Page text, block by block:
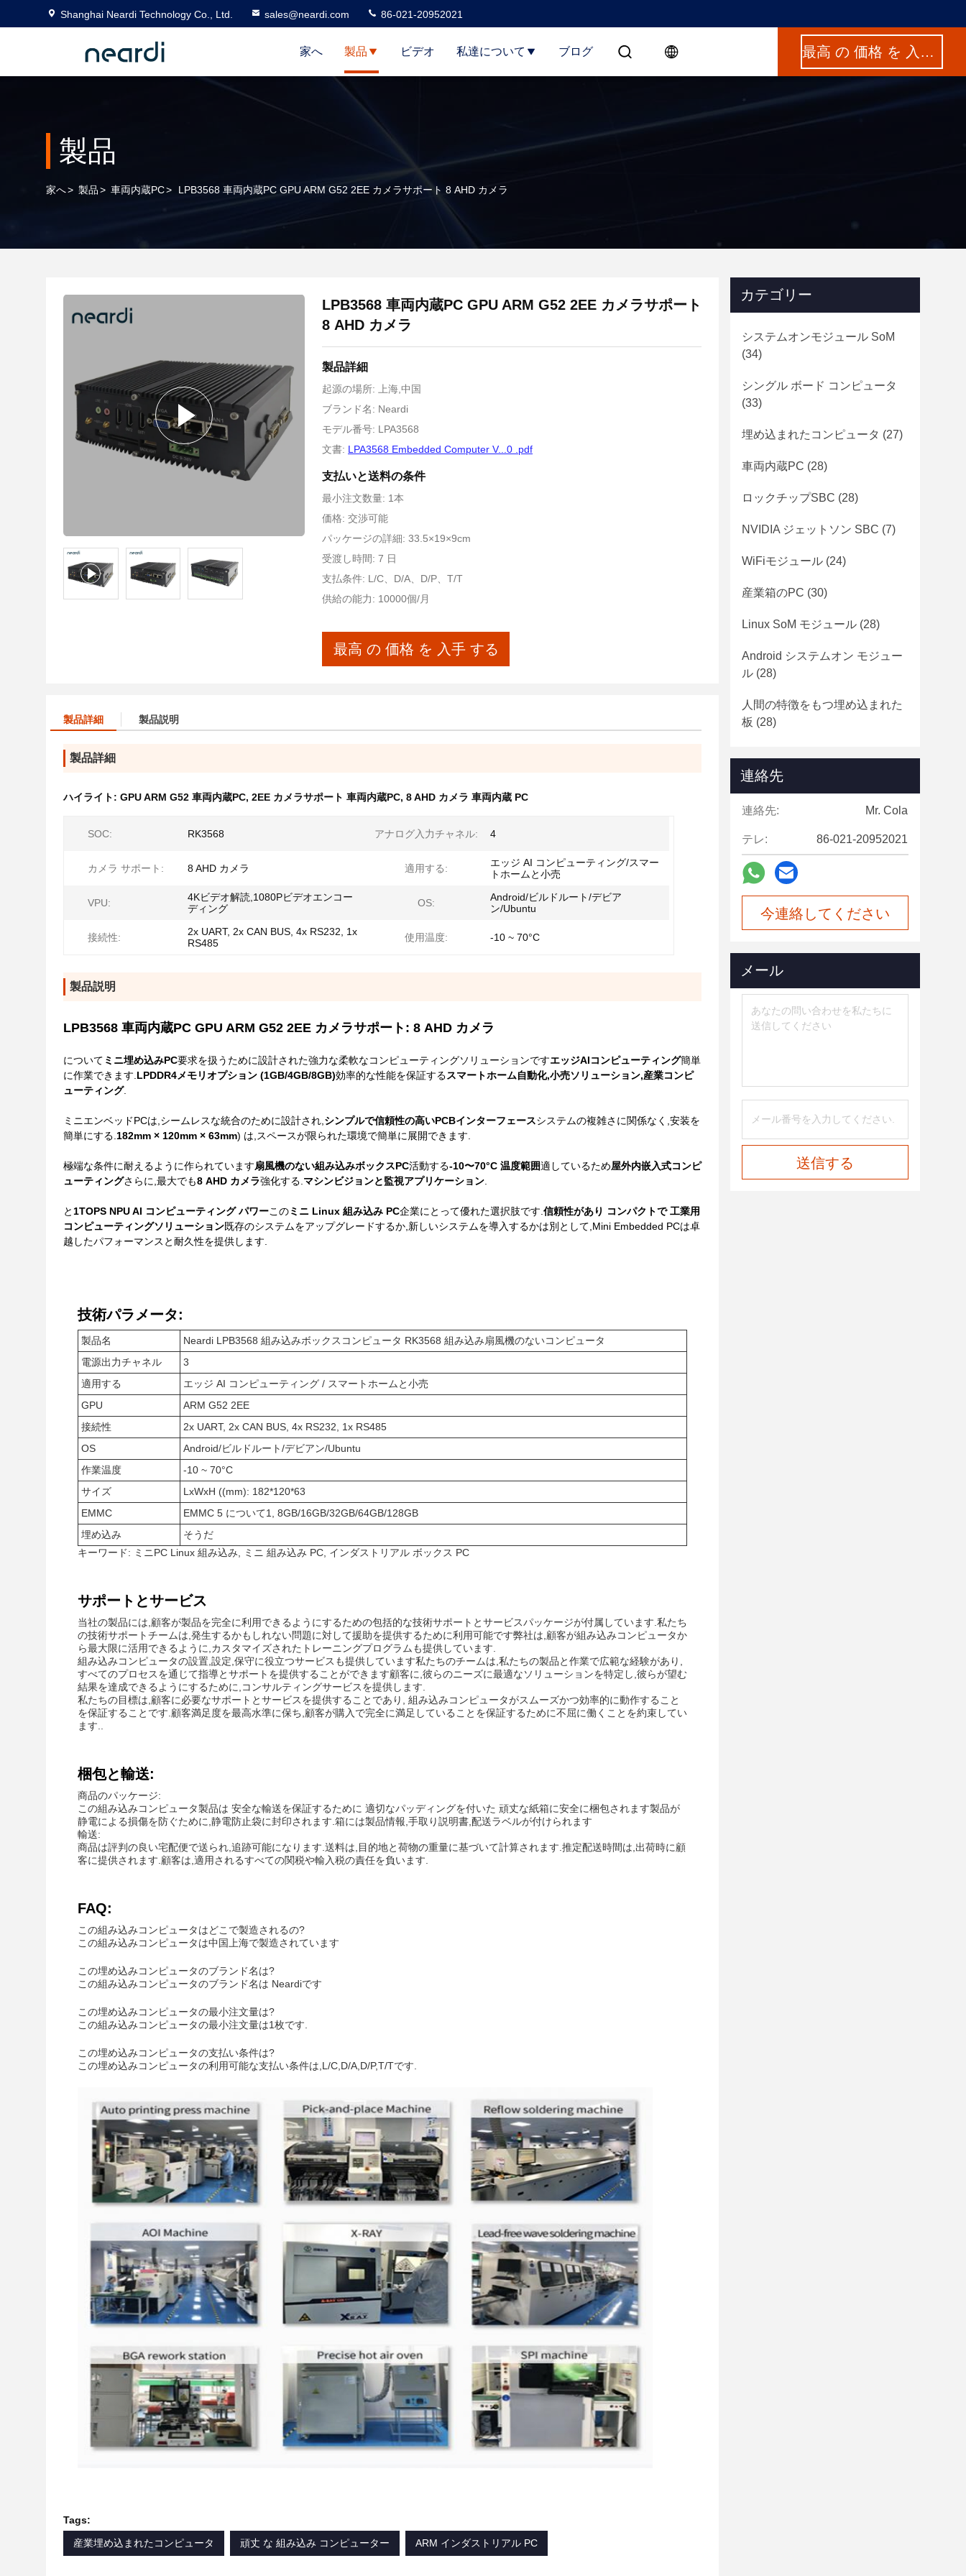
Shanghai Neardi Technology Co., Ltd. sales@neardi.com 86-021-20952021
家へ 製品 ビデオ 私達について ブログ 最高 の 価格 を 入手 する
製品
家へ> 製品> 車両内蔵PC> LPB3568 車両内蔵PC GPU ARM G52 2EE カメラサポート 8 AHD カメラ
LPB3568 車両内蔵PC GPU ARM G52 2EE カメラサポート
8 AHD カメラ
製品詳細
起源の場所: 上海,中国
ブランド名: Neardi
モデル番号: LPA3568
文書: LPA3568 Embedded Computer V...0 .pdf
支払いと送料の条件
最小注文数量: 1本
価格: 交渉可能
パッケージの詳細: 33.5×19×9cm
受渡し時間: 7 日
支払条件: L/C、D/A、D/P、T/T
供給の能力: 10000個/月
最高 の 価格 を 入手 する
製品詳細 製品説明
製品詳細
ハイライト: GPU ARM G52 車両内蔵PC, 2EE カメラサポート 車両内蔵PC, 8 AHD カメラ 車両内蔵 PC
SOC: RK3568 アナログ入力チャネル: 4
カメラ サポート: 8 AHD カメラ 適用する:
エッジ AI コンピューティング/スマー
トホームと小売
VPU:
4Kビデオ解読,1080Pビデオエンコー
ディング
OS:
Android/ビルドルート/デビア
ン/Ubuntu
接続性:
2x UART, 2x CAN BUS, 4x RS232, 1x
RS485
使用温度: -10 ~ 70°C
製品説明
LPB3568 車両内蔵PC GPU ARM G52 2EE カメラサポート: 8 AHD カメラ
について ミニ埋め込みPC要求を扱うために設計された強力な柔軟なコンピューティングソリューションですエッジAIコンピューティング簡単
に作業できます. LPDDR4メモリオプション (1GB/4GB/8GB)効率的な性能を保証するスマートホーム自動化,小売ソリューション,産業コンピ
ューティング.
ミニエンベッドPCは,シームレスな統合のために設計され, シンプルで信頼性の高いPCBインターフェースシステムの複雑さに関係なく,安装を
簡単にする. 182mm × 120mm × 63mm) は,スペースが限られた環境で簡単に展開できます.
極端な条件に耐えるように作られています扇風機のない組み込みボックスPC活動する-10〜70°C 温度範囲適しているため屋外内嵌入式コンピ
ューティングさらに,最大でも8 AHD カメラ強化する. マシンビジョンと監視アプリケーション
と 1TOPS NPU AI コンピューティング パワーこのミニ Linux 組み込み PC企業にとって優れた選択肢です. 信頼性があり コンパクトで 工業用
コンピューティングソリューション既存のシステムをアップグレードするか,新しいシステムを導入するかは別として,Mini Embedded PCは卓
越したパフォーマンスと耐久性を提供します.
技術パラメータ:
製品名
Neardi LPB3568 組み込みボックスコンピュータ RK3568 組み込み扇風機のないコンピュータ
電源出力チャネル
3
適用する
エッジ AI コンピューティング / スマートホームと小売
GPU
ARM G52 2EE
接続性
2x UART, 2x CAN BUS, 4x RS232, 1x RS485
OS
Android/ビルドルート/デビアン/Ubuntu
作業温度
-10 ~ 70°C
サイズ
LxWxH ((mm): 182*120*63
EMMC
EMMC 5 について1, 8GB/16GB/32GB/64GB/128GB
埋め込み
そうだ
キーワード: ミニPC Linux 組み込み, ミニ 組み込み PC, インダストリアル ボックス PC
サポートとサービス
当社の製品には,顧客が製品を完全に利用できるようにするための包括的な技術サポートとサービスパッケージが付属しています.私たち
の技術サポートチームは,発生するかもしれない問題に対して援助を提供するために利用可能です弊社は,顧客が組み込みコンピュータか
ら最大限に活用できるように,カスタマイズされたトレーニングプログラムも提供しています.
組み込みコンピュータの設置,設定,保守に役立つサービスも提供しています私たちのチームは,私たちの製品と作業で広範な経験があり,
すべてのプロセスを通じて指導とサポートを提供することができます顧客に,彼らのニーズに最適なソリューションを特定し,彼らが望む
結果を達成できるようにするために,コンサルティングサービスを提供します.
私たちの目標は,顧客に必要なサポートとサービスを提供することであり, 組み込みコンピュータがスムーズかつ効率的に動作すること
を保証することです.顧客満足度を最高水準に保ち,顧客が購入で完全に満足していることを保証するために不屈に働くことを約束してい
ます..
梱包と輸送:
商品のパッケージ:
この組み込みコンピュータ製品は 安全な輸送を保証するために 適切なパッディングを付いた 頑丈な紙箱に安全に梱包されます製品が
静電による損傷を防ぐために,静電防止袋に封印されます.箱には製品情報,手取り説明書,配送ラベルが付けられます
輸送:
商品は評判の良い宅配便で送られ,追跡可能になります.送料は,目的地と荷物の重量に基づいて計算されます.推定配送時間は,出荷時に顧
客に提供されます.顧客は,適用されるすべての関税や輸入税の責任を負います.
FAQ:
この組み込みコンピュータはどこで製造されるの?
この組み込みコンピュータは中国上海で製造されています
この埋め込みコンピュータのブランド名は?
この組み込みコンピュータのブランド名は Neardiです
この埋め込みコンピュータの最小注文量は?
この組み込みコンピュータの最小注文量は1枚です.
この埋め込みコンピュータの支払い条件は?
この埋め込みコンピュータの利用可能な支払い条件は,L/C,D/A,D/P,T/Tです.
Tags:
産業埋め込まれたコンピュータ
頑丈 な 組み込み コンピューター ARM インダストリアル PC
カテゴリー
システムオンモジュール SoM
(34)
シングル ボード コンピュータ
(33)
埋め込まれたコンピュータ (27)
車両内蔵PC (28)
ロックチップSBC (28)
NVIDIA ジェットソン SBC (7)
WiFiモジュール (24)
産業箱のPC (30)
Linux SoM モジュール (28)
Android システムオン モジュー
ル (28)
人間の特徴をもつ埋め込まれた
板 (28)
連絡先
連絡先: Mr. Cola
テレ: 86-021-20952021
今連絡してください
メール
送信する